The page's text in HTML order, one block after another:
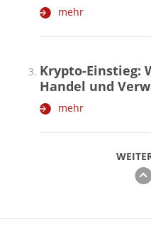
mehr
Krypto-Einstieg:
Handel und
mehr